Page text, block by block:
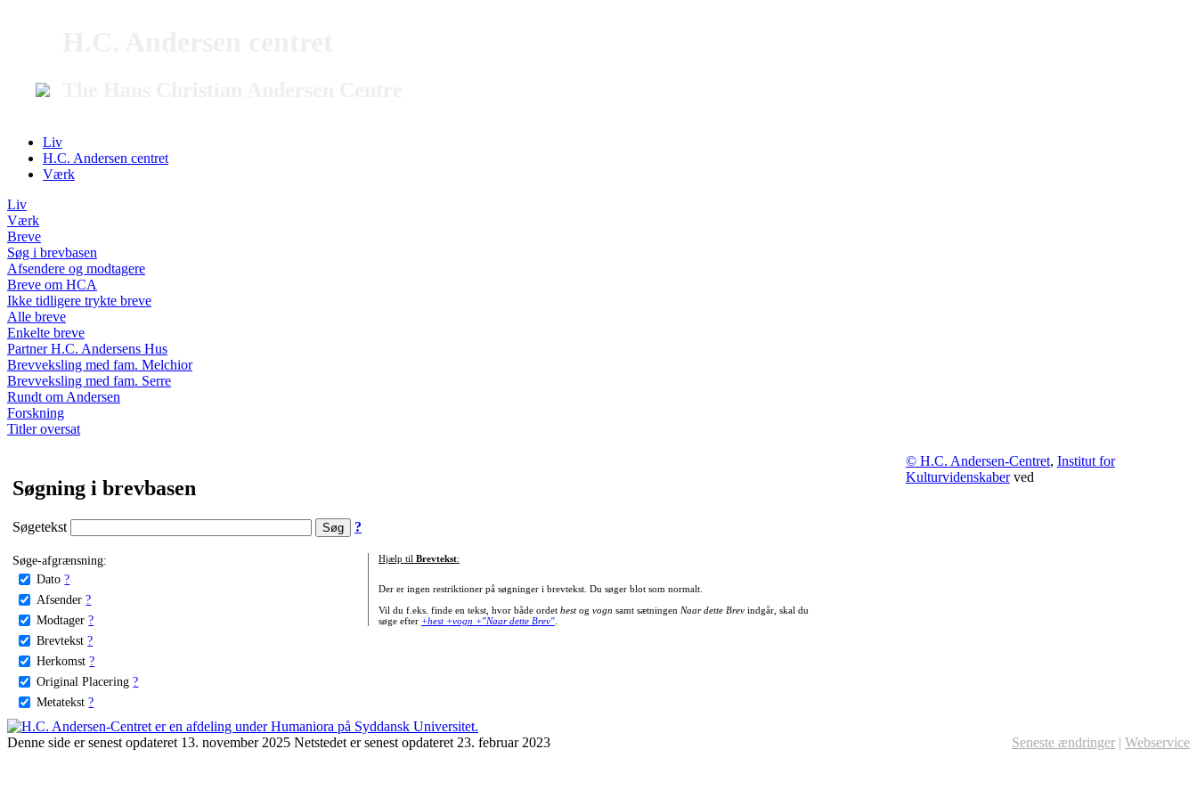
Liv
H.C. Andersen centret
Værk
Liv
Værk
Breve
Søg i brevbasen
Afsendere og modtagere
Breve om HCA
Ikke tidligere trykte breve
Alle breve
Enkelte breve
Partner H.C. Andersens Hus
Brevveksling med fam. Melchior
Brevveksling med fam. Serre
Rundt om Andersen
Forskning
Titler oversat
Søgning i brevbasen
Søgetekst ?
Søge-afgrænsning:
Dato ?
Afsender ?
Modtager ?
Brevtekst ?
Herkomst ?
Original Placering ?
Metatekst ?
Hjælp til Brevtekst:
Der er ingen restriktioner på søgninger i brevtekst. Du søger blot som normalt.
Vil du f.eks. finde en tekst, hvor både ordet hestog vogn samt sætningen Naar dette Brevindgår, skal du
søge efter +hest +vogn +"Naar dette Brev".
© H.C. Andersen-Centret, Institut for
Kulturvidenskaberved
Denne side er senest opdateret 13. november 2025 Netstedet er senest opdateret 23. februar 2023 Seneste ændringer | Webservice